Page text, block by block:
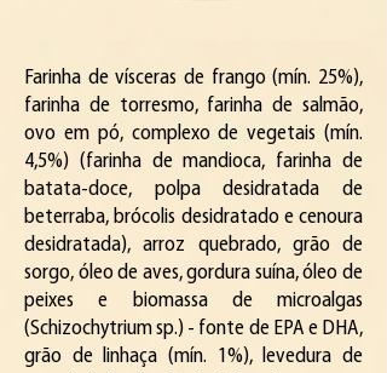
Farinha de vísceras de frango (mín. 25%),
farinha de torresmo, farinha de salmão,
ovo em pó, complexo de vegetais (mín.
4,5%) (farinha de mandioca, farinha de
batata-doce, polpa desidratada de
beterraba, brócolis desidratado e cenoura
desidratada), arroz quebrado, grão de
sorgo, óleo de aves, gordura suína, óleo de
peixes e biomassa de microalgas
(Schizochytrium sp.) - fonte de EPA e DHA,
grão de linhaça (mín. 1%), levedura de